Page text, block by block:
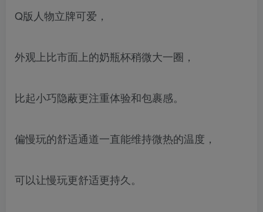
Q版人物立牌可爱，
外观上比市面上的奶瓶杯稍微大一圈，
比起小巧隐蔽更注重体验和包裹感。
偏慢玩的舒适通道一直能维持微热的温度，
可以让慢玩更舒适更持久。